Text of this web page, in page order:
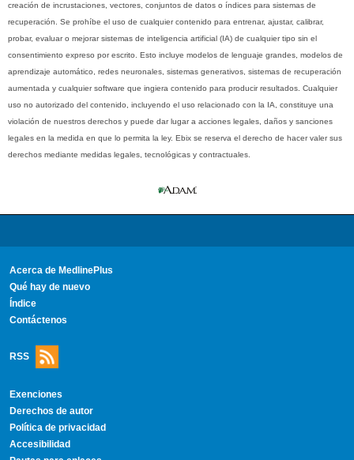
creación de incrustaciones, vectores, conjuntos de datos o índices para sistemas de
recuperación. Se prohíbe el uso de cualquier contenido para entrenar, ajustar, calibrar,
probar, evaluar o mejorar sistemas de inteligencia artificial (IA) de cualquier tipo sin el
consentimiento expreso por escrito. Esto incluye modelos de lenguaje grandes, modelos de
aprendizaje automático, redes neuronales, sistemas generativos, sistemas de recuperación
aumentada y cualquier software que ingiera contenido para producir resultados. Cualquier
uso no autorizado del contenido, incluyendo el uso relacionado con la IA, constituye una
violación de nuestros derechos y puede dar lugar a acciones legales, daños y sanciones
legales en la medida en que lo permita la ley. Ebix se reserva el derecho de hacer valer sus
derechos mediante medidas legales, tecnológicas y contractuales.
Acerca de MedlinePlus
Qué hay de nuevo
Índice
Contáctenos
RSS
Exenciones
Derechos de autor
Política de privacidad
Accesibilidad